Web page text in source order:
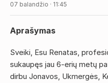
07 balandžio · 11:45
Aprašymas
Sveiki, Esu Renatas,
sukaupęs jau 6-erių metų
dirbu Jonavos, Ukmergės,